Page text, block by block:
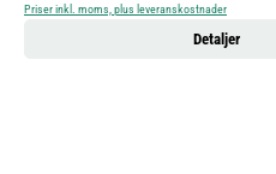
Priser inkl. moms, plus leveranskostnader
Detaljer